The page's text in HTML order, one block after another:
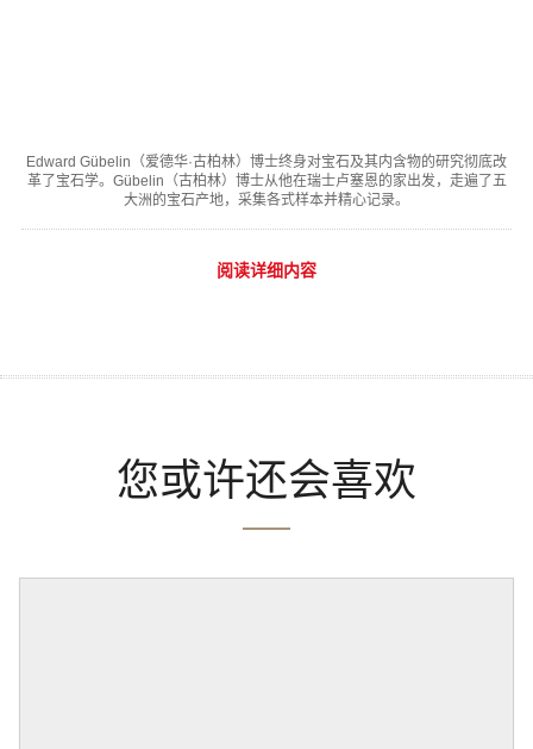
Edward Gübelin（爱德华·古柏林）博士终身对宝石及其内含物的研究彻底改
革了宝石学。Gübelin（古柏林）博士从他在瑞士卢塞恩的家出发，走遍了五
大洲的宝石产地，采集各式样本并精心记录。
阅读详细内容
您或许还会喜欢